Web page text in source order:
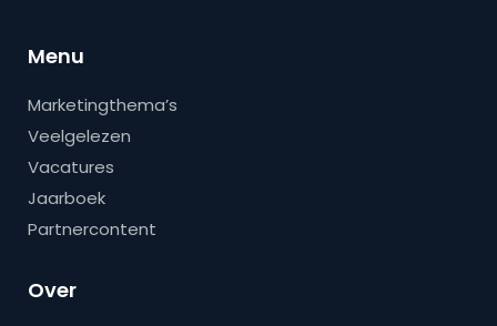
Menu
Marketingthema’s
Veelgelezen
Vacatures
Jaarboek
Partnercontent
Over